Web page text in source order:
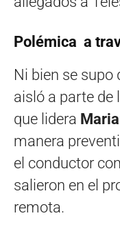
Polémica a
Ni bien se supo
aisló a parte de
que lidera
manera
el conductor
salieron en el
remota.